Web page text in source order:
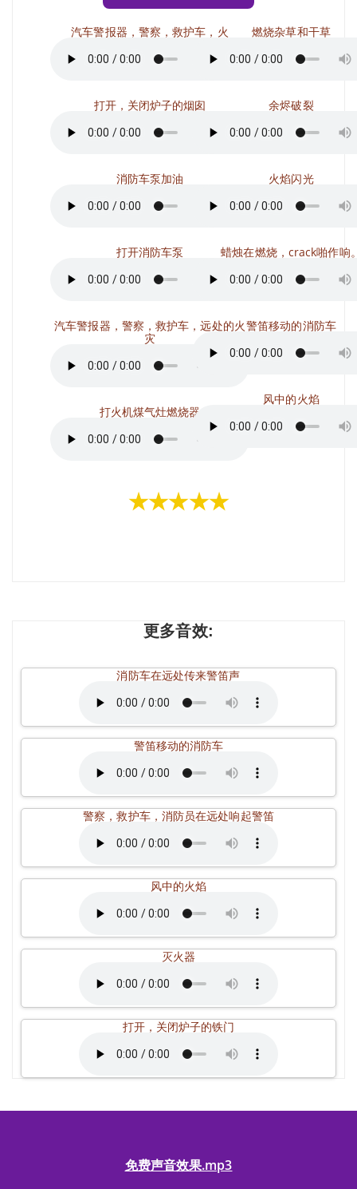
汽车警报器，警察，救护车，火
打开，关闭炉子的烟囱
消防车泵加油
打开消防车泵
汽车警报器，警察，救护车，远处的火
灾
打火机煤气灶燃烧器
燃烧杂草和干草
余烬破裂
火焰闪光
蜡烛在燃烧，crack啪作响
警笛移动的消防车
风中的火焰
★★★★★
更多音效:
消防车在远处传来警笛声
警笛移动的消防车
警察，救护车，消防员在远处响起警笛
风中的火焰
灭火器
打开，关闭炉子的铁门
免费声音效果.mp3